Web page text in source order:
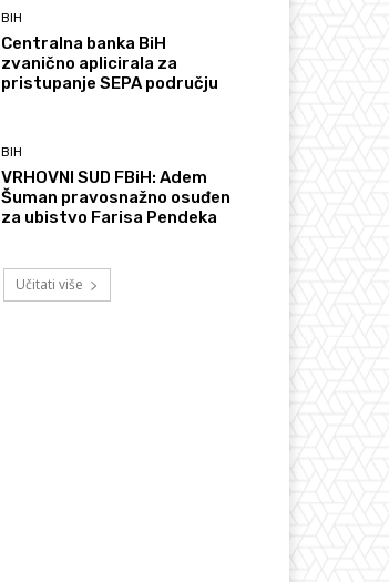
BIH
Centralna banka BiH
zvanično aplicirala za
pristupanje SEPA području
BIH
VRHOVNI SUD FBiH: Adem
Šuman pravosnažno osuđen
za ubistvo Farisa Pendeka
Učitati više